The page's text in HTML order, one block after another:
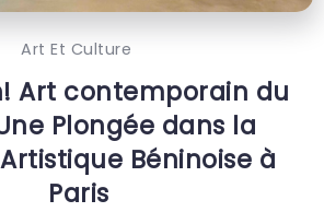
Art Et Culture
Art contemporain du
Plongée dans la
Béninoise à
Paris